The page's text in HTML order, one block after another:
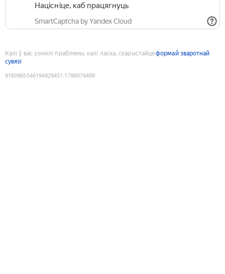
Націсніце, каб працягнуць
SmartCaptcha by Yandex Cloud
Калі ў вас узніклі праблемы, калі ласка, скарыстайцеформай зваротнай
сувязі
9180965546194929451 :1786074489